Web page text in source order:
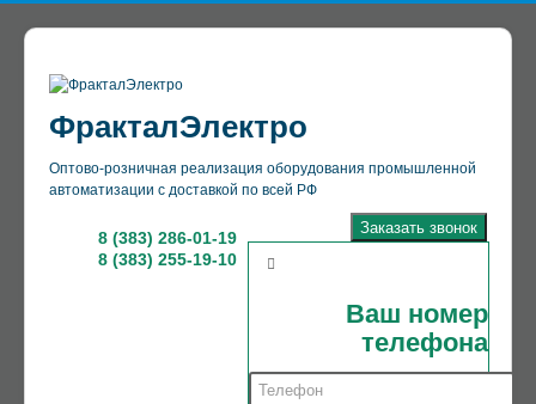
ФракталЭлектро
Оптово-розничная реализация оборудования промышленной
автоматизации­­ с доставкой по всей РФ
8 (383) 286-01-19
8 (383) 255-19-10
Заказать звонок
dialog
Ваш номер
телефона